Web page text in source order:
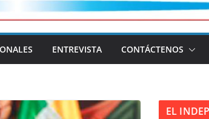
ENTREVISTA CONTÁCTENOS
EL